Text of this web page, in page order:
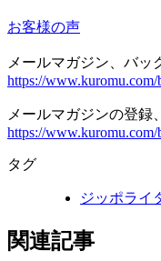
お客様の声
メールマガジン、バ
https://www.kuromu.com/
メールマガジンの登
https://www.kuromu.com/
タグ
ジッポライ
関連記事